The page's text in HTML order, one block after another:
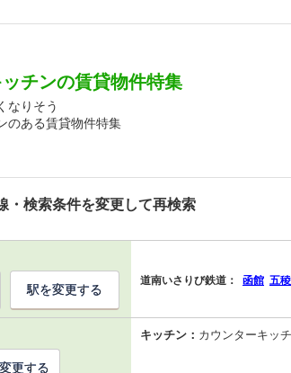
チンの賃貸物件特集
なりそう
のある賃貸物件特集
・検索条件を変更して再検索
道南いさりび鉄道： 函館 五
駅を変更する
キッチン： カウンターキッ
更する